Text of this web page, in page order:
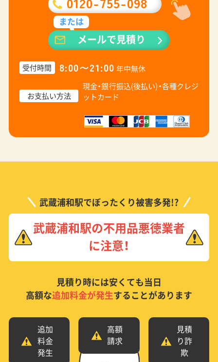
または
メールで見積り
受付時間 8:00〜21:00 年中無休
お支払い方法
現金・銀行振込(後払い)・各種クレジ
ットカード
武蔵浦和駅でぼったくり被害多発!?
武蔵浦和駅の不用品悪徳業者
に注意！
見積り時には安くても当日
高額な追加料金が発生することがあります
追加
料金
発生
高額
請求
見積
り詐
欺